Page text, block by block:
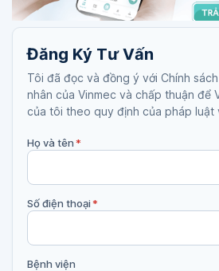
Đăng Ký Tư Vấn
Tôi đã đọc và đồng ý với Chính
nhân của Vinmec và chấp thuận để
của tôi theo quy định của pháp luật
Họ và tên*
Số điện thoại*
Bệnh viện